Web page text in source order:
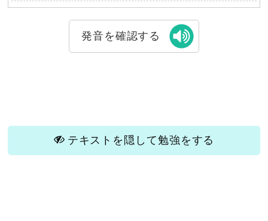
発音を確認する
テキストを隠して勉強をする